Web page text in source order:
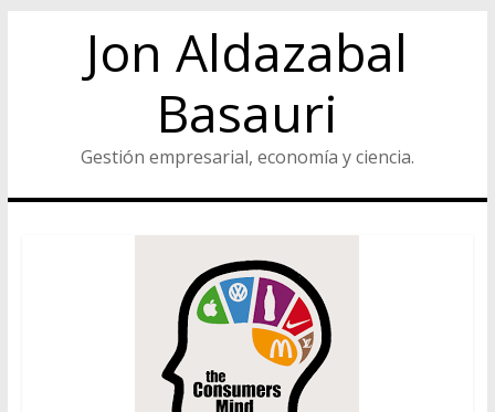
Jon Aldazabal
Basauri
Gestión empresarial, economía y ciencia.